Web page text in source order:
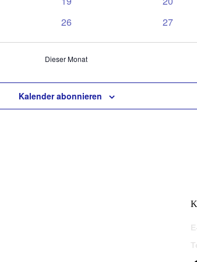
0
26
0
27
Dieser Monat
Kalender abonnieren